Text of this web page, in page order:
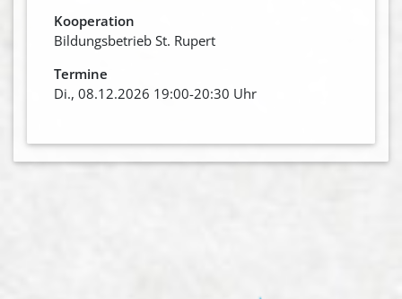
Kooperation
Bildungsbetrieb St. Rupert
Termine
Di., 08.12.2026 19:00-20:30 Uhr